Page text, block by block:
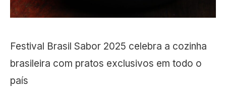
Festival Brasil Sabor 2025 celebra a cozinha
brasileira com pratos exclusivos em todo o
país